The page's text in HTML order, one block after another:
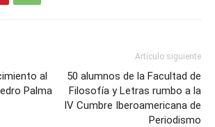
al
Palma
Artículo siguiente
50 alumnos de la Facultad de
Filosofía y Letras rumbo a la
IV Cumbre Iberoamericana de
Periodismo